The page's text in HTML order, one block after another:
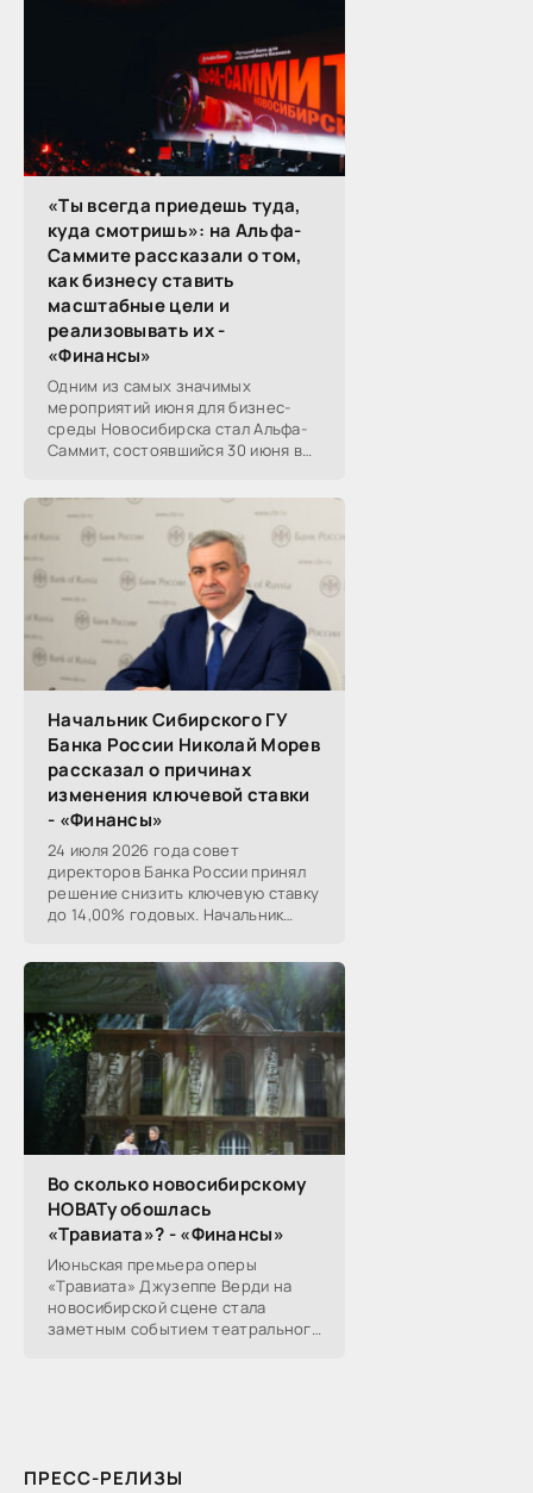
«Ты всегда приедешь туда,
куда смотришь»: на Альфа-
Саммите рассказали о том,
как бизнесу ставить
масштабные цели и
реализовывать их -
«Финансы»
Одним из самых значимых
мероприятий июня для бизнес-
среды Новосибирска стал Альфа-
Саммит, состоявшийся 30 июня в
«Победа». Его участниками
выступили эксперты,
Начальник Сибирского ГУ
Банка России Николай Морев
рассказал о причинах
изменения ключевой ставки
- «Финансы»
24 июля 2026 года совет
директоров Банка России принял
решение снизить ключевую ставку
до 14,00% годовых. Начальник
Николай Морев
прокомментировал...
Во сколько новосибирскому
НОВАТу обошлась
«Травиата»? - «Финансы»
Июньская премьера оперы
«Травиата» Джузеппе Верди на
новосибирской сцене стала
заметным событием театрального
ПРЕСС-РЕЛИЗЫ